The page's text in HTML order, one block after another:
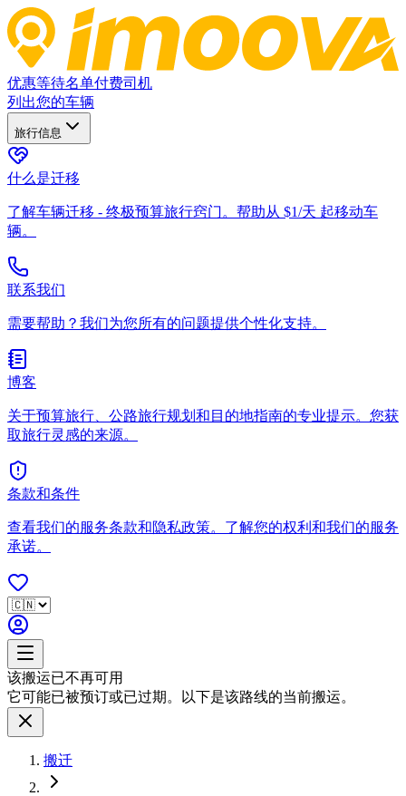
优惠等待名单付费司机
列出您的车辆
旅行信息
什么是迁移
了解车辆迁移 - 终极预算旅行窍门。帮助从 $1/天 起移动车
辆。
联系我们
需要帮助？我们为您所有的问题提供个性化支持。
博客
关于预算旅行、公路旅行规划和目的地指南的专业提示。您获
取旅行灵感的来源。
条款和条件
查看我们的服务条款和隐私政策。了解您的权利和我们的服务
承诺。
该搬运已不再可用
它可能已被预订或已过期。以下是该路线的当前搬运。
搬迁